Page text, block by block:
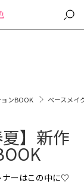
ョンBOOK ベースメイ
】新作
ナーはこの中に♡